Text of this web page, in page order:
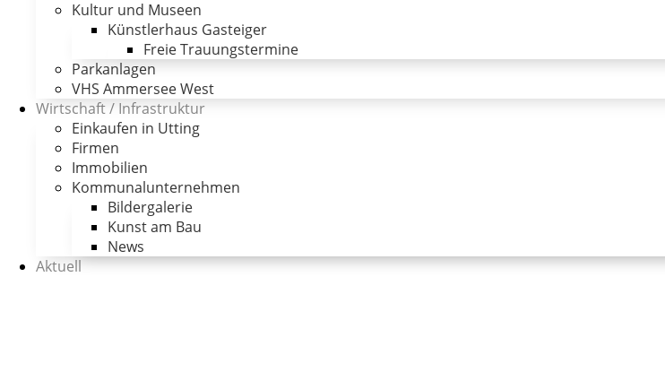
Kultur und Museen
Künstlerhaus Gasteiger
Freie Trauungstermine
Parkanlagen
VHS Ammersee West
Wirtschaft / Infrastruktur
Einkaufen in Utting
Firmen
Immobilien
Kommunalunternehmen
Bildergalerie
Kunst am Bau
News
Aktuell